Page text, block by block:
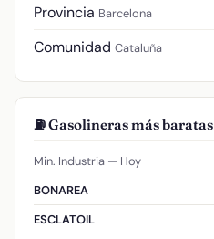
Provincia Barcelona
Comunidad Cataluña
⛽ Gasolineras más baratas
Min. Industria — Hoy
BONAREA
ESCLATOIL